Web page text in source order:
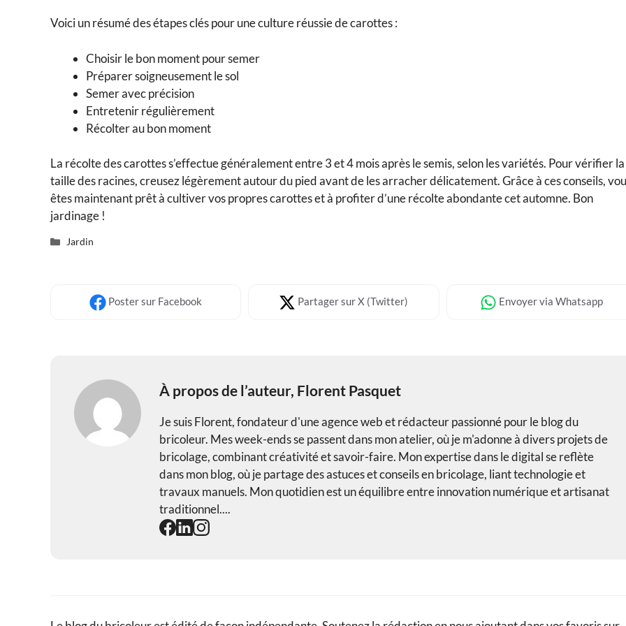
Voici un résumé des étapes clés pour une culture réussie de carottes :
Choisir le bon moment pour semer
Préparer soigneusement le sol
Semer avec précision
Entretenir régulièrement
Récolter au bon moment
La récolte des carottes s’effectue généralement entre 3 et 4 mois après le semis, selon les variétés. Pour vérifier la
taille des racines, creusez légèrement autour du pied avant de les arracher délicatement. Grâce à ces conseils,
êtes maintenant prêt à cultiver vos propres carottes et à profiter d’une récolte abondante cet automne. Bon
jardinage !
Catégories
Jardin
Postersur Facebook Partagersur X (Twitter) Envoyervia Whatsapp
À propos de l’auteur, Florent Pasquet
Je suis Florent, fondateur d'une agence web et rédacteur passionné pour le blog du
bricoleur. Mes week-ends se passent dans mon atelier, où je m'adonne à divers projets de
bricolage, combinant créativité et savoir-faire. Mon expertise dans le digital se reflète
dans mon blog, où je partage des astuces et conseils en bricolage, liant technologie et
travaux manuels. Mon quotidien est un équilibre entre innovation numérique et artisanat
traditionnel....